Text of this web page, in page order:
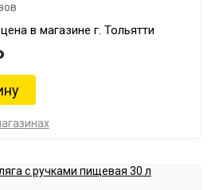
цена в магазине г. Тольятти